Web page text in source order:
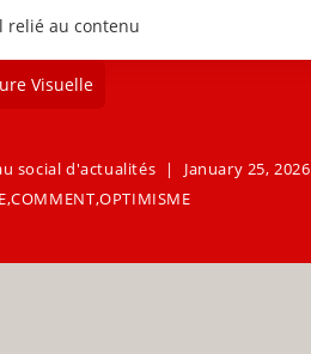
relié au contenu
Visuelle
social d'actualités
January 25, 2026
,COMMENT,OPTIMISME